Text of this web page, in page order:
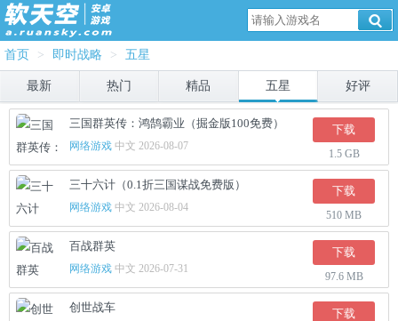
首页 > 即时战略 > 五星
最新 热门 精品 五星 好评
三国群英传：鸿鹄霸业（掘金版100免费）
网络游戏 中文 2026-08-07
下载
1.5 GB
三十六计（0.1折三国谋战免费版）
网络游戏 中文 2026-08-04
下载
510 MB
百战群英
网络游戏 中文 2026-07-31
下载
97.6 MB
创世战车 下载